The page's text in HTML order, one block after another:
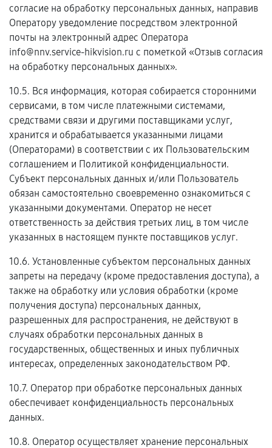
согласие на обработку персональных данных, направив
Оператору уведомление посредством электронной
почты на электронный адрес Оператора
info@nnv.service-hikvision.ru с пометкой «Отзыв согласия
на обработку персональных данных».
10.5. Вся информация, которая собирается сторонними
сервисами, в том числе платежными системами,
средствами связи и другими поставщиками услуг,
хранится и обрабатывается указанными лицами
(Операторами) в соответствии с их Пользовательским
соглашением и Политикой конфиденциальности.
Субъект персональных данных и/или Пользователь
обязан самостоятельно своевременно ознакомиться с
указанными документами. Оператор не несет
ответственность за действия третьих лиц, в том числе
указанных в настоящем пункте поставщиков услуг.
10.6. Установленные субъектом персональных данных
запреты на передачу (кроме предоставления доступа), а
также на обработку или условия обработки (кроме
получения доступа) персональных данных,
разрешенных для распространения, не действуют в
случаях обработки персональных данных в
государственных, общественных и иных публичных
интересах, определенных законодательством РФ.
10.7. Оператор при обработке персональных данных
обеспечивает конфиденциальность персональных
данных.
10.8. Оператор осуществляет хранение персональных